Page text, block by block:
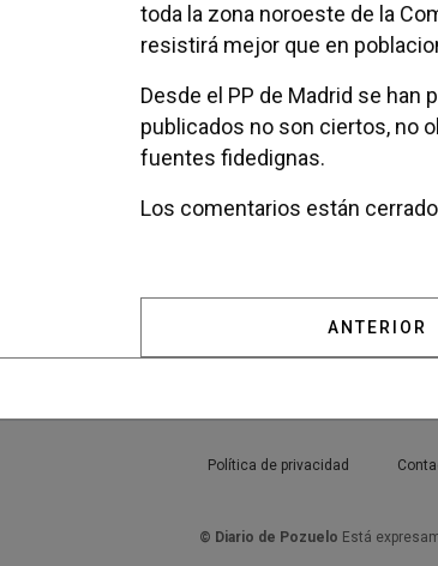
toda la zona noroeste de la
resistirá mejor que en
Desde el PP de Madrid se
publicados no son ciertos, no
fuentes fidedignas.
Los comentarios están
ARTÍCULO
ANTERIOR
Política de privacidad
© Diario de Pozuelo Está